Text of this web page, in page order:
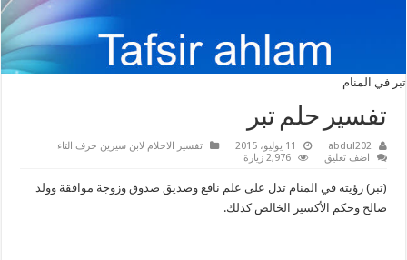
تبر في المنام
تفسير حلم تبر
abdul202 11 يوليو، 2015
تفسير الاحلام لابن سيرين حرف التاء
اضف تعليق
2,976 زيارة
(تبر) رؤيته في المنام تدل على علم نافع وصديق صدوق وزوجة موافقة وولد
صالح وحكم الأكسير الخالص كذلك.